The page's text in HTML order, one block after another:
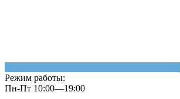
Режим работы:
Пн-Пт 10:00—19:00